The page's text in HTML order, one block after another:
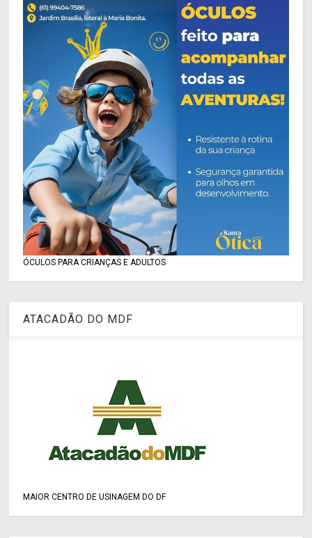
ÓCULOS PARA CRIANÇAS E ADULTOS
ATACADÃO DO MDF
MAIOR CENTRO DE USINAGEM DO DF